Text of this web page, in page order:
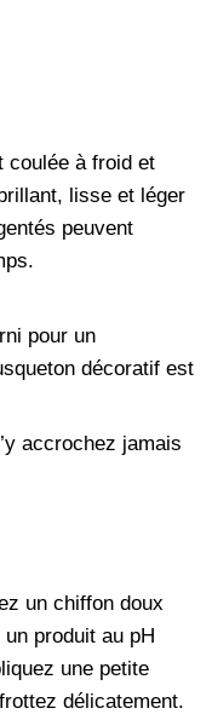
coulée à froid et
lisse et léger
peuvent
pour un
décoratif est
accrochez jamais
un chiffon doux
produit au pH
une petite
délicatement.